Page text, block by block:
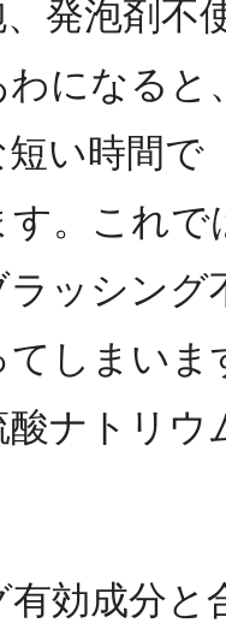
発泡剤不
になると
い時間で
。これで
ッシング
てしまいま
ナトリウ
効成分と